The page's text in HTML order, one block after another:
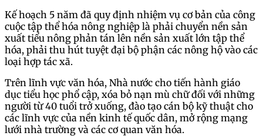
Kế hoạch 5 năm đã quy định nhiệm vụ cơ bản của công
cuộc tập thể hóa nông nghiệp là phải chuyển nền sản
xuất tiểu nông phản tán lên nền sản xuất lớn tập thể
hóa, phải thu hút tuyệt đại bộ phận các nông hộ vào các
loại hợp tác xã.
Trên lĩnh vực văn hóa, Nhà nước cho tiến hành giáo
dục tiểu học phổ cập, xóa bỏ nạn mù chữ đối với những
người từ 40 tuổi trở xuống, đào tạo cán bộ kỹ thuật cho
các lĩnh vực của nền kinh tế quốc dân, mở rộng mạng
lưới nhà trường và các cơ quan văn hóa.